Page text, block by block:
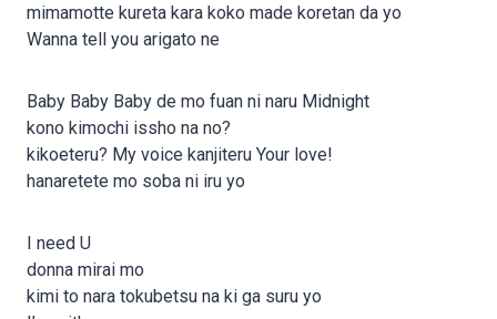
mimamotte kureta kara koko made koretan da yo
Wanna tell you arigato ne
Baby Baby Baby de mo fuan ni naru Midnight
kono kimochi issho na no?
kikoeteru? My voice kanjiteru Your love!
hanaretete mo soba ni iru yo
I need U
donna mirai mo
kimi to nara tokubetsu na ki ga suru yo